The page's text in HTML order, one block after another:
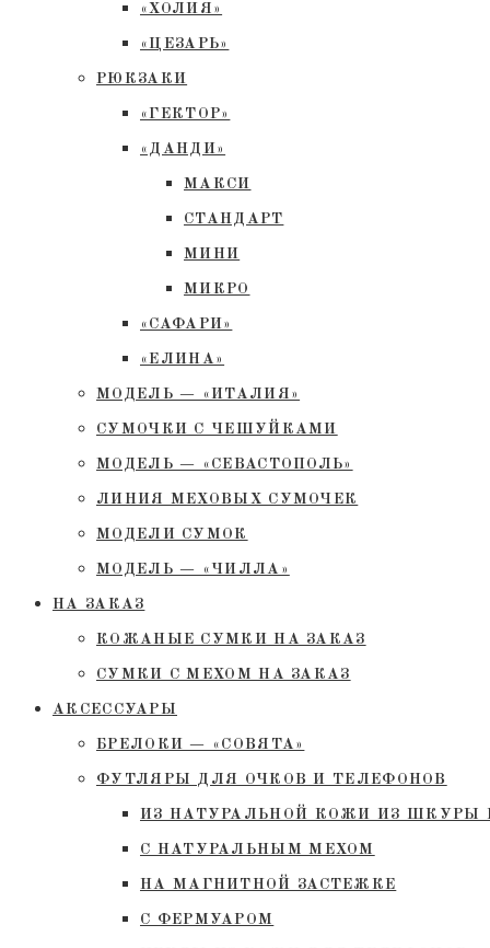
«ХОЛИЯ»
«ЦЕЗАРЬ»
РЮКЗАКИ
«ГЕКТОР»
«ДАНДИ»
МАКСИ
СТАНДАРТ
МИНИ
МИКРО
«САФАРИ»
«ЕЛИНА»
МОДЕЛЬ — «ИТАЛИЯ»
СУМОЧКИ С ЧЕШУЙКАМИ
МОДЕЛЬ — «СЕВАСТОПОЛЬ»
ЛИНИЯ МЕХОВЫХ СУМОЧЕК
МОДЕЛИ СУМОК
МОДЕЛЬ — «ЧИЛЛА»
НА ЗАКАЗ
КОЖАНЫЕ СУМКИ НА ЗАКАЗ
СУМКИ С МЕХОМ НА ЗАКАЗ
АКСЕССУАРЫ
БРЕЛОКИ — «СОВЯТА»
ФУТЛЯРЫ ДЛЯ ОЧКОВ И ТЕЛЕФОНОВ
ИЗ НАТУРАЛЬНОЙ КОЖИ ИЗ ШКУРЫ
С НАТУРАЛЬНЫМ МЕХОМ
НА МАГНИТНОЙ ЗАСТЕЖКЕ
С ФЕРМУАРОМ